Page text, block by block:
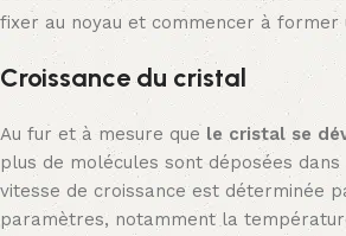
fixer au noyau et commencer à former
Croissance du cristal
Au fur et à mesure que le cristal se
plus de molécules sont déposées
vitesse de croissance est déterminée
paramètres, notamment la